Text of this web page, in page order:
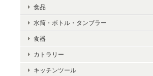
食品
水筒・ボトル・タンブラー
食器
カトラリー
キッチンツール